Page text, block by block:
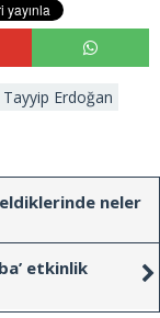
Erdoğan
neler
etkinlik